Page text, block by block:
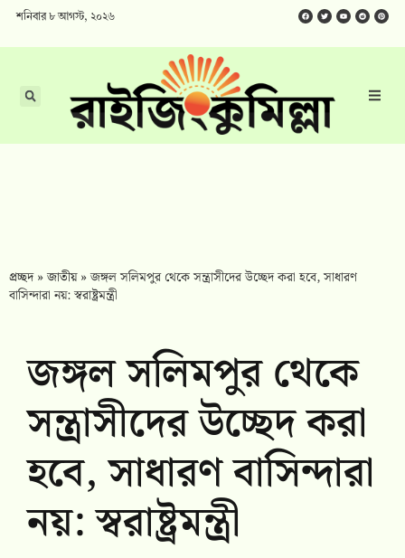
শনিবার ৮ আগস্ট, ২০২৬
প্রচ্ছদ»জাতীয়»জঙ্গল সলিমপুর থেকে সন্ত্রাসীদের উচ্ছেদ করা হবে, সাধারণ
বাসিন্দারা নয়: স্বরাষ্ট্রমন্ত্রী
জঙ্গল সলিমপুর থেকে
সন্ত্রাসীদের উচ্ছেদ করা
হবে, সাধারণ বাসিন্দারা
নয়: স্বরাষ্ট্রমন্ত্রী